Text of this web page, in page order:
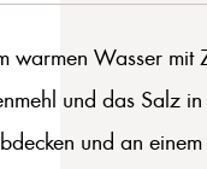
warmen Wasser mit
und das Salz
und an